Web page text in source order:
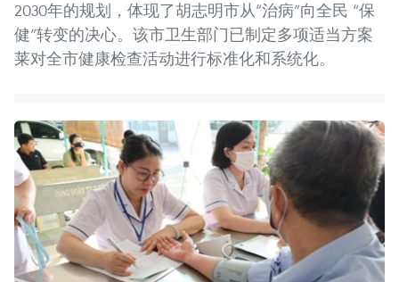
2030年的规划，体现了胡志明市从“治病”向全民 “保
健”转变的决心。该市卫生部门已制定多项适当方案
莱对全市健康检查活动进行标准化和系统化。